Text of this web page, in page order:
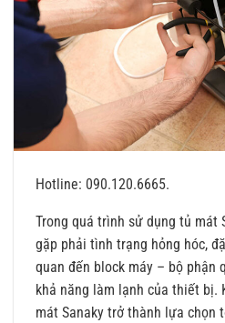
Hotline: 090.120.6665.
Trong quá trình sử dụng tủ mát
gặp phải tình trạng hỏng hóc,
quan đến block máy – bộ phận
khả năng làm lạnh của thiết bị.
mát Sanaky trở thành lựa chọn